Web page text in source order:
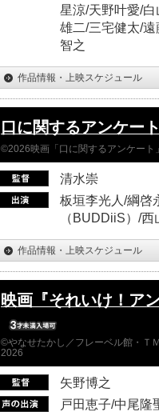
星涼/天野叶愛/
雄二/三宅健太/
智之
作品情報・上映スケジュール
口に関するアンケー
©2026映画「口に関するアンケート
清水崇
板垣李光人/綱啓
（BUDDiiS）/
作品情報・上映スケジュール
映画『それいけ！ア
©やなせたかし／フレーベル館・Ｔ
2026
矢野博之
戸田恵子/中尾隆